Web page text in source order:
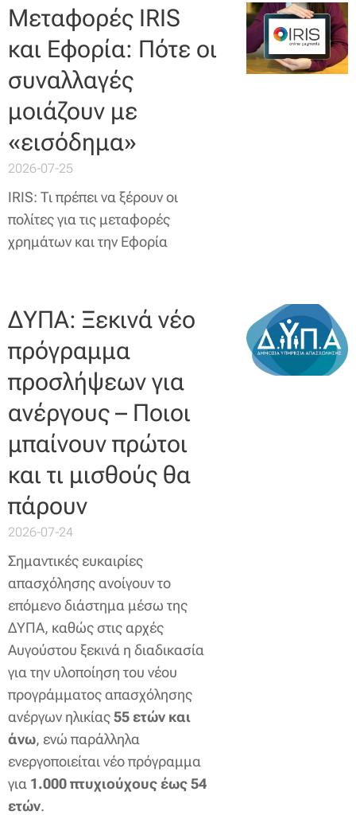
Μεταφορές IRIS
και Εφορία: Πότε οι
συναλλαγές
μοιάζουν με
«εισόδημα»
2026-07-25
IRIS: Τι πρέπει να ξέρουν οι
πολίτες για τις μεταφορές
χρημάτων και την Εφορία
ΔΥΠΑ: Ξεκινά νέο
πρόγραμμα
προσλήψεων για
ανέργους – Ποιοι
μπαίνουν πρώτοι
και τι μισθούς θα
πάρουν
2026-07-24
Σημαντικές ευκαιρίες
απασχόλησης ανοίγουν το
επόμενο διάστημα μέσω της
ΔΥΠΑ, καθώς στις αρχές
Αυγούστου ξεκινά η διαδικασία
για την υλοποίηση του νέου
προγράμματος απασχόλησης
ανέργων ηλικίας55 ετών και
άνω, ενώ παράλληλα
ενεργοποιείται νέο πρόγραμμα
για 1.000 πτυχιούχους έως 54
ετών.